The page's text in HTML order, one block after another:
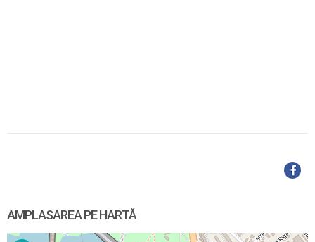
AMPLASAREA PE HARTĂ